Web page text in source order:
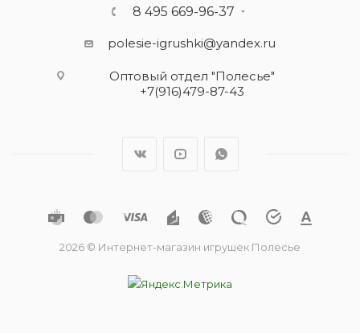
8 495 669-96-37
polesie-igrushki@yandex.ru
Оптовый отдел "Полесье"
+7(916)479-87-43
2026 © Интернет-магазин игрушек Полесье